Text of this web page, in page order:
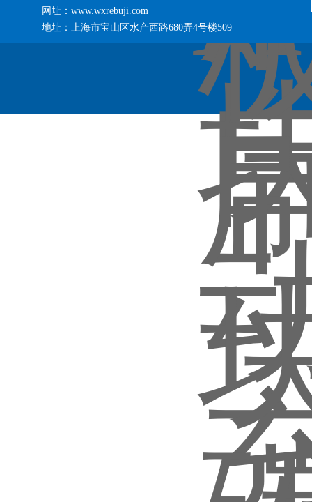
网址：www.wxrebuji.com
地址：上海市宝山区水产西路680弄4号楼509